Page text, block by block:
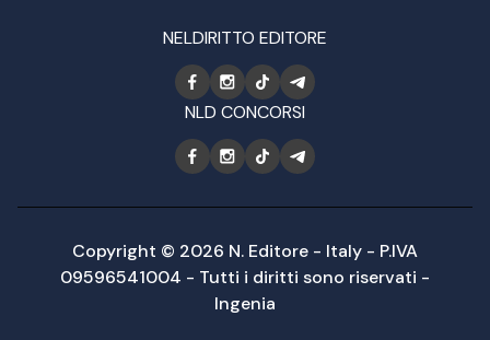
NELDIRITTO EDITORE
NLD CONCORSI
Copyright © 2026 N. Editore - Italy - P.IVA
09596541004 - Tutti i diritti sono riservati -
Ingenia